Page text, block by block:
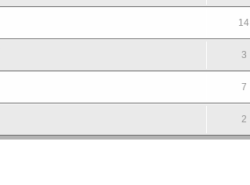
14
3
7
2